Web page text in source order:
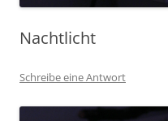
Nachtlicht
Schreibe eine Antwort